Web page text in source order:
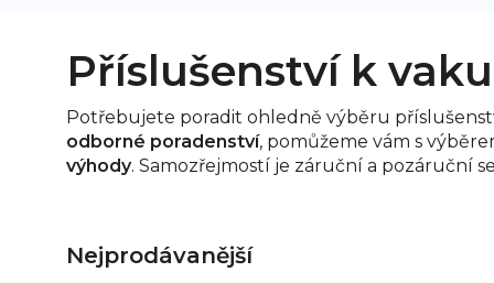
Příslušenství k
Potřebujete poradit ohledně výběru
odborné poradenství, pomůžeme vám s
výhody. Samozřejmostí je záruční a pozáruční
Nejprodávanější